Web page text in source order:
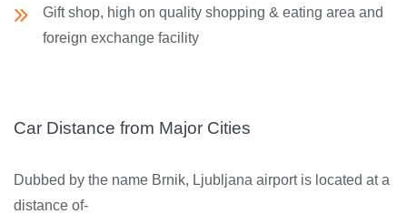
Gift shop, high on quality shopping & eating area and
foreign exchange facility
Car Distance from Major Cities
Dubbed by the name Brnik, Ljubljana airport is located at a
distance of-